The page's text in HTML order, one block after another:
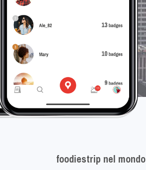
foodiestrip nel mondo